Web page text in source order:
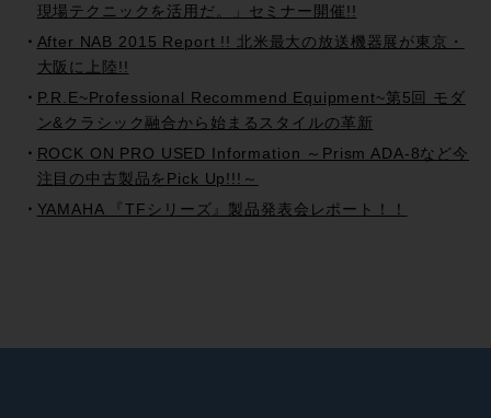
現場テクニックを活用だ。」セミナー開催!!
After NAB 2015 Report !! 北米最大の放送機器展が東京・
大阪に上陸!!
P.R.E~Professional Recommend Equipment~第5回 モダ
ン&クラシック融合から始まるスタイルの革新
ROCK ON PRO USED Information ～Prism ADA-8など今
注目の中古製品をPick Up!!!～
YAMAHA 『TFシリーズ』製品発表会レポート！！